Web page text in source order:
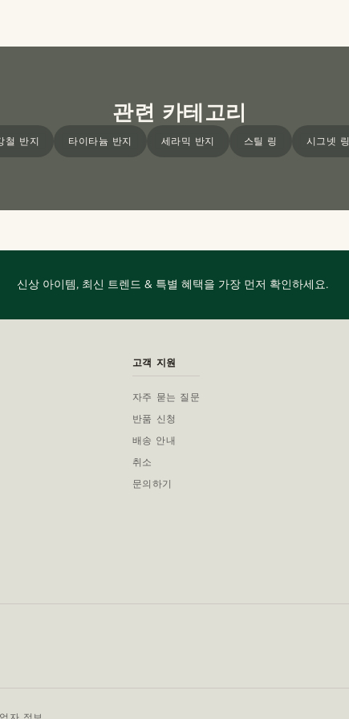
관련 카테고리
철 반지 타이타늄 반지 세라믹 반지 스틸 링 시그넷 링
신상 아이템, 최신 트렌드 & 특별 혜택을 가장 먼저 확인하세요.
고객 지원
자주 묻는 질문
반품 신청
배송 안내
취소
문의하기